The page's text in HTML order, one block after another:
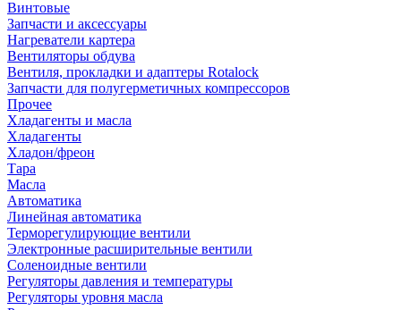
Винтовые
Запчасти и аксессуары
Нагреватели картера
Вентиляторы обдува
Вентиля, прокладки и адаптеры Rotalock
Запчасти для полугерметичных компрессоров
Прочее
Хладагенты и масла
Хладагенты
Хладон/фреон
Тара
Масла
Автоматика
Линейная автоматика
Терморегулирующие вентили
Электронные расширительные вентили
Соленоидные вентили
Регуляторы давления и температуры
Регуляторы уровня масла